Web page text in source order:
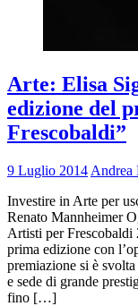
Arte: Elisa
edizione del
Frescobaldi”
9 Luglio 2014 Andrea
Investire in Arte per
Renato Mannheimer
Artisti per Frescobaldi
prima edizione con
premiazione si è
e sede di grande
fino […]